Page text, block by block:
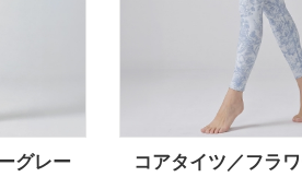
グレー コアタイツ／フラ